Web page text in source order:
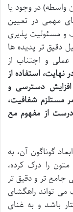
واسطه) در وجود یا
مهمی در تعیین
و مسئولیت پذیری
دقیق تر پدیده ها
و اجتناب از
نهایت، استفاده از
افزایش دسترسی و
مستلزم شفافیت،
از مفهوم مع
گوناگون آن، به
را درک کرده،
جامع تر و دقیق تر
می تواند راهگشای
باشد و به غنای